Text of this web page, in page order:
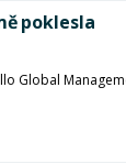
poklesla
Global